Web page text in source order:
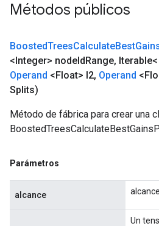
Métodos públicos
BoostedTreesCalculateBest
<Integer> nodeIdRange, Iterable<
Operand <Float> l2, Operand
Splits)
Método de fábrica para crear una
Parámetros
alcance
Un